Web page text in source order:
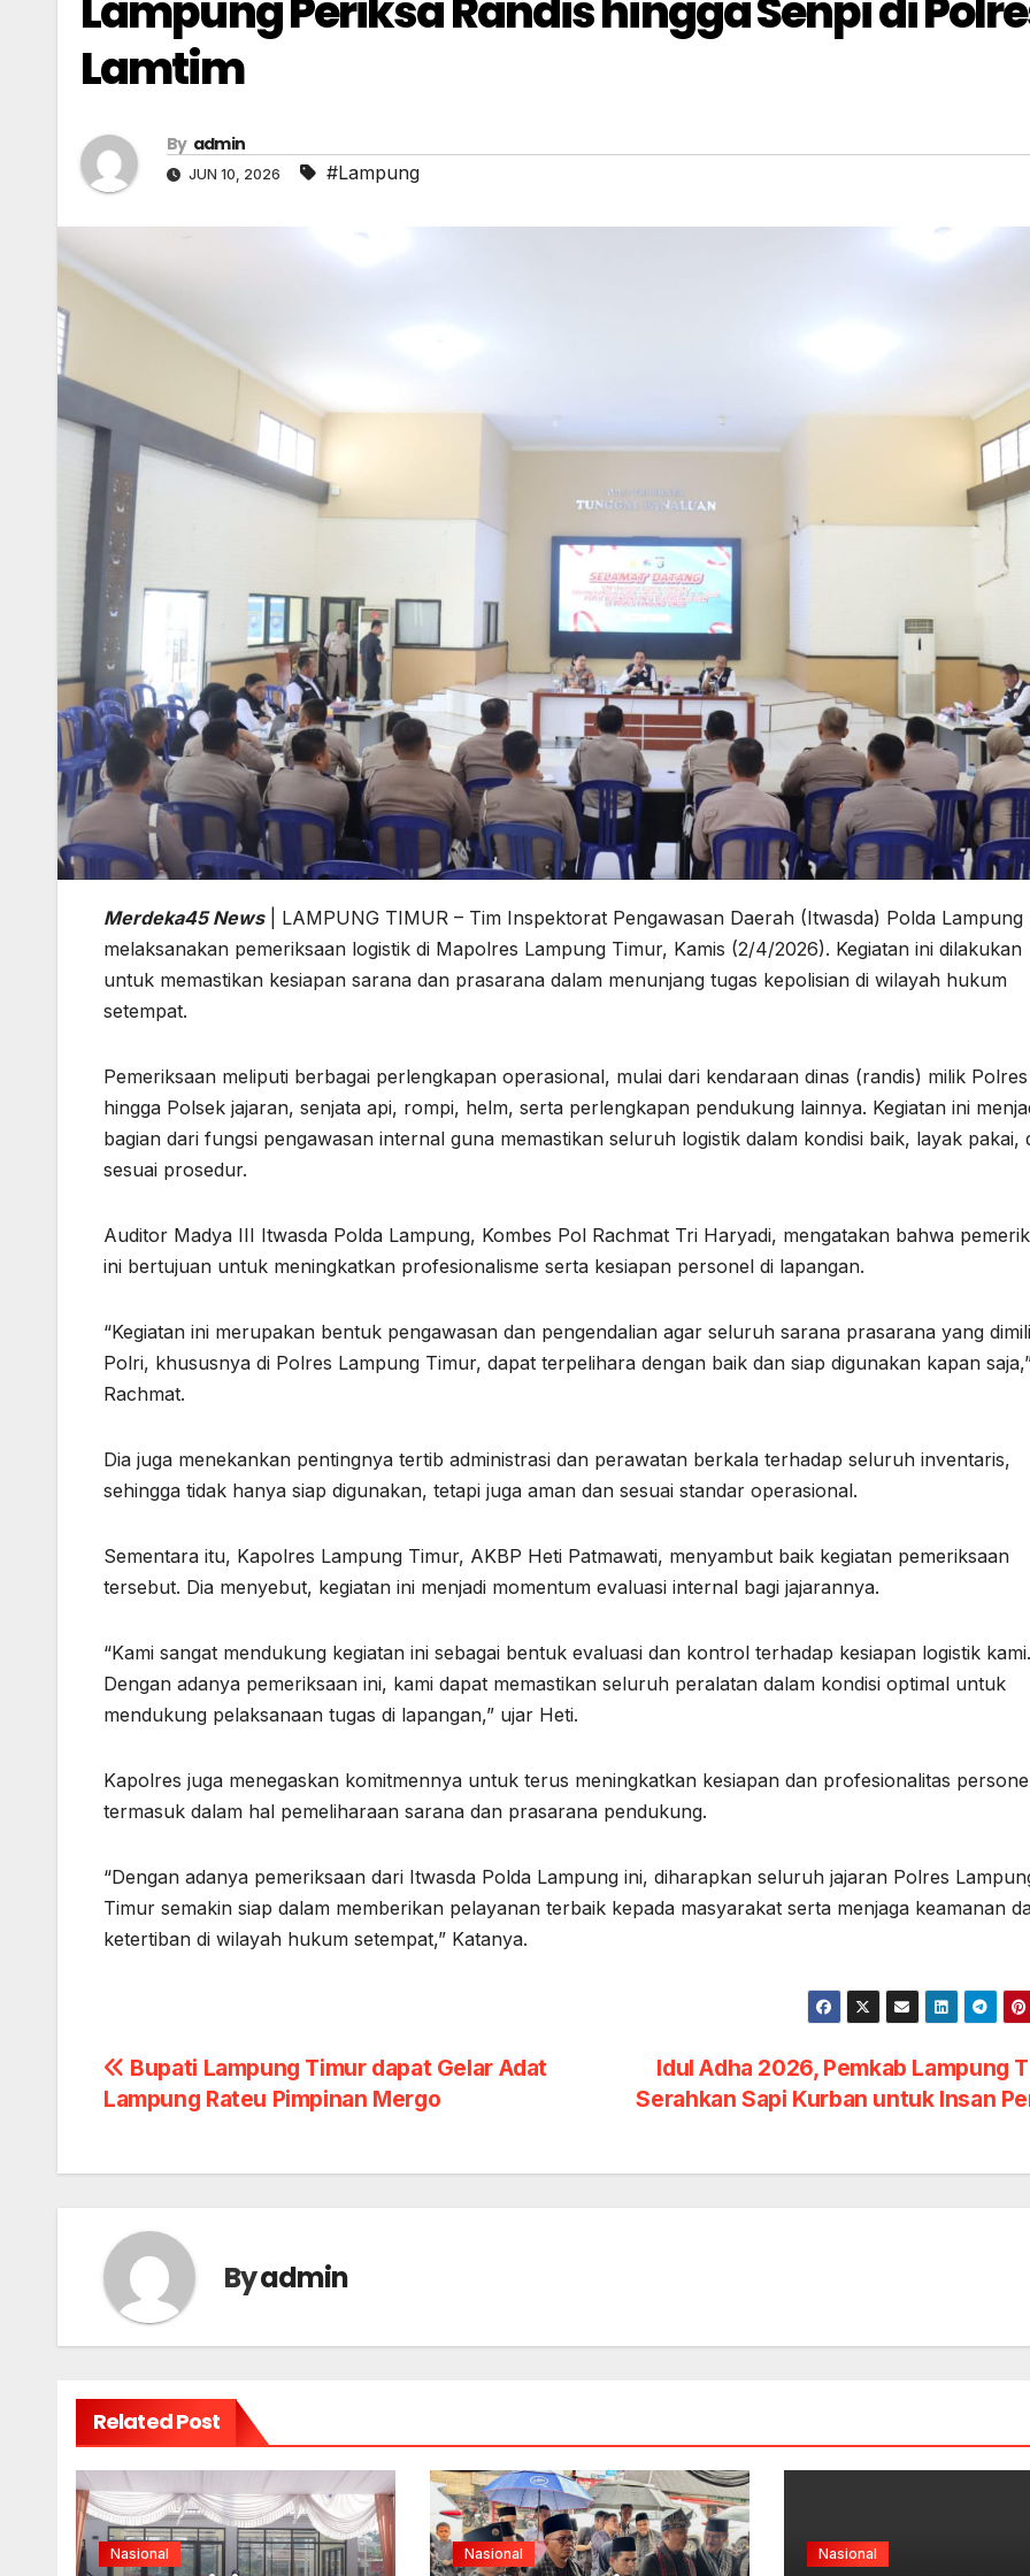
Lamtim
By admin
JUN 10, 2026 #Lampung
Merdeka45 News| LAMPUNG TIMUR – Tim Inspektorat Pengawasan Daerah (Itwasda) Polda Lampung
melaksanakan pemeriksaan logistik di Mapolres Lampung Timur, Kamis (2/4/2026). Kegiatan ini dilakukan
untuk memastikan kesiapan sarana dan prasarana dalam menunjang tugas kepolisian di wilayah hukum
setempat.
Pemeriksaan meliputi berbagai perlengkapan operasional, mulai dari kendaraan dinas (randis) milik Polres
hingga Polsek jajaran, senjata api, rompi, helm, serta perlengkapan pendukung lainnya. Kegiatan ini
bagian dari fungsi pengawasan internal guna memastikan seluruh logistik dalam kondisi baik, layak pakai,
sesuai prosedur.
Auditor Madya III Itwasda Polda Lampung, Kombes Pol Rachmat Tri Haryadi, mengatakan bahwa
ini bertujuan untuk meningkatkan profesionalisme serta kesiapan personel di lapangan.
“Kegiatan ini merupakan bentuk pengawasan dan pengendalian agar seluruh sarana prasarana yang
Polri, khususnya di Polres Lampung Timur, dapat terpelihara dengan baik dan siap digunakan kapan
Rachmat.
Dia juga menekankan pentingnya tertib administrasi dan perawatan berkala terhadap seluruh inventaris,
sehingga tidak hanya siap digunakan, tetapi juga aman dan sesuai standar operasional.
Sementara itu, Kapolres Lampung Timur, AKBP Heti Patmawati, menyambut baik kegiatan pemeriksaan
tersebut. Dia menyebut, kegiatan ini menjadi momentum evaluasi internal bagi jajarannya.
“Kami sangat mendukung kegiatan ini sebagai bentuk evaluasi dan kontrol terhadap kesiapan logistik kami.
Dengan adanya pemeriksaan ini, kami dapat memastikan seluruh peralatan dalam kondisi optimal untuk
mendukung pelaksanaan tugas di lapangan,” ujar Heti.
Kapolres juga menegaskan komitmennya untuk terus meningkatkan kesiapan dan profesionalitas
termasuk dalam hal pemeliharaan sarana dan prasarana pendukung.
“Dengan adanya pemeriksaan dari Itwasda Polda Lampung ini, diharapkan seluruh jajaran Polres
Timur semakin siap dalam memberikan pelayanan terbaik kepada masyarakat serta menjaga keamanan
ketertiban di wilayah hukum setempat,” Katanya.
Post
navigation
Idul Adha 2026, Pemkab Lampung
Serahkan Sapi Kurban untuk Insan
Bupati Lampung Timur dapat Gelar Adat
Lampung Rateu Pimpinan Mergo
Byadmin
Related Post
Nasional Nasional Nasional